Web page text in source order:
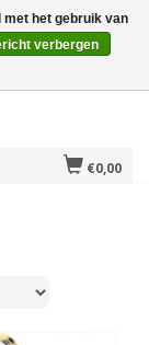
€0,00
met het gebruik van
verbergen